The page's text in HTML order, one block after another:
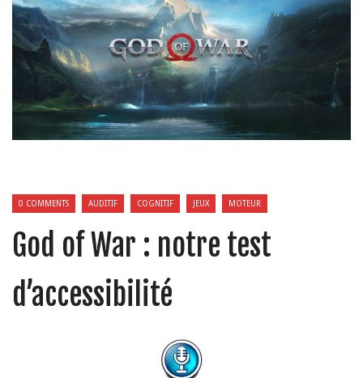
0 COMMENTS AUDITIF COGNITIF JEUX MOTEUR
God of War : notre test
d’accessibilité